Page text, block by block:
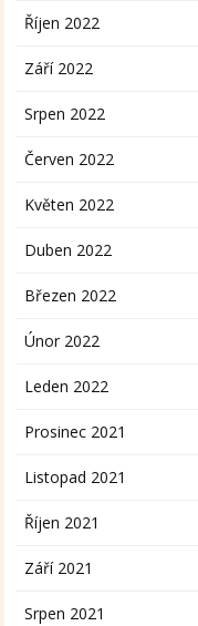
Říjen 2022
Září 2022
Srpen 2022
Červen 2022
Květen 2022
Duben 2022
Březen 2022
Únor 2022
Leden 2022
Prosinec 2021
Listopad 2021
Říjen 2021
Září 2021
Srpen 2021